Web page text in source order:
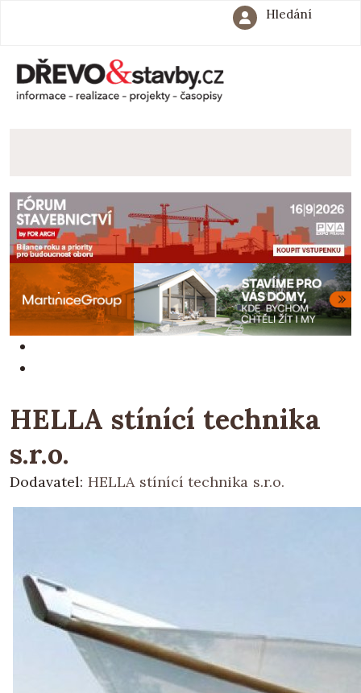
Hledání
HELLA stínící technika
s.r.o.
Dodavatel: HELLA stínící technika s.r.o.